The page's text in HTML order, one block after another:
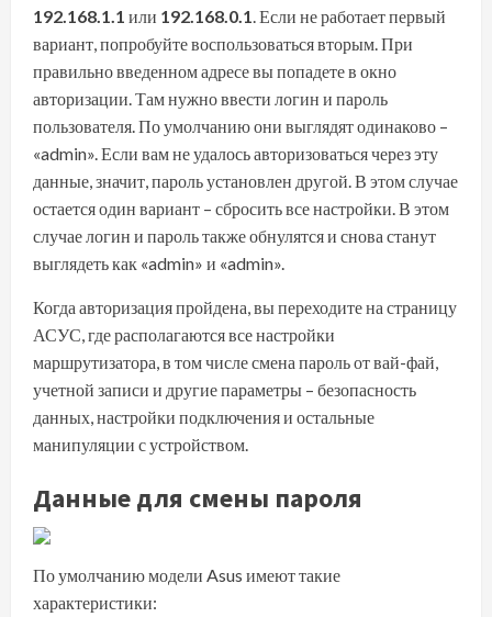
192.168.1.1 или 192.168.0.1. Если не работает первый
вариант, попробуйте воспользоваться вторым. При
правильно введенном адресе вы попадете в окно
авторизации. Там нужно ввести логин и пароль
пользователя. По умолчанию они выглядят одинаково –
«admin». Если вам не удалось авторизоваться через эту
данные, значит, пароль установлен другой. В этом случае
остается один вариант – сбросить все настройки. В этом
случае логин и пароль также обнулятся и снова станут
выглядеть как «admin» и «admin».
Когда авторизация пройдена, вы переходите на страницу
АСУС, где располагаются все настройки
маршрутизатора, в том числе смена пароль от вай-фай,
учетной записи и другие параметры – безопасность
данных, настройки подключения и остальные
манипуляции с устройством.
Данные для смены пароля
По умолчанию модели Asus имеют такие
характеристики: